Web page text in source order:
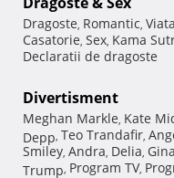
Dragoste, Romantic,
Casatorie, Sex, Kama
Declaratii de dragoste
Divertisment
Meghan Markle, Kate
Depp, Teo Trandafir,
Smiley, Andra, Delia,
Trump, Program TV,